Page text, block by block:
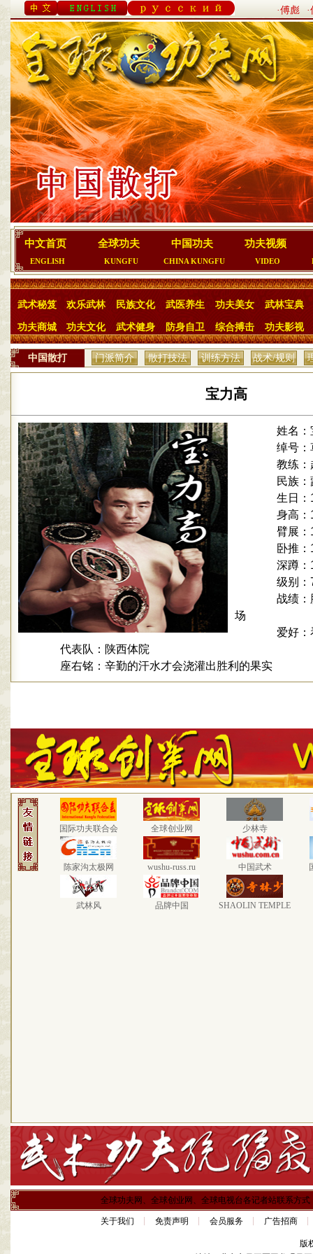
·傅彪
中文首页
ENGLISH
全球功夫
KUNGFU
中国功夫
CHINA KUNGFU
功夫视频
VIDEO
武术秘笈 欢乐武林 民族文化 武医养生 功夫美女 武林宝典
功夫商城 功夫文化 武术健身 防身自卫 综合搏击 功夫影视
中国散打 门派简介 散打技法 训练方法 战术/规则
宝力高
姓名：
绰号：
教练：
民族：
生日：
身高：
臂展：
卧推：
深蹲：
级别：
战绩：
场
爱好：
代表队：陕西体院
座右铭：辛勤的汗水才会浇灌出胜利的果实
国际功夫联合会 全球创业网 少林寺
陈家沟太极网 wushu-russ.ru 中国武术
武林风 品牌中国 SHAOLIN TEMPLE
全球功夫网、全球创业网、全球电视台各记者站联系方式
关于我们 免责声明 会员服务 广告招商
版